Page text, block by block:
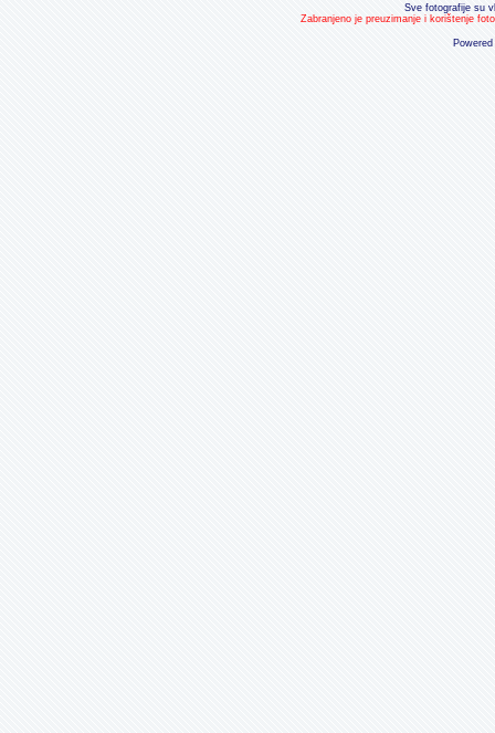
Sve fotografije su
Zabranjeno je preuzimanje i korištenje